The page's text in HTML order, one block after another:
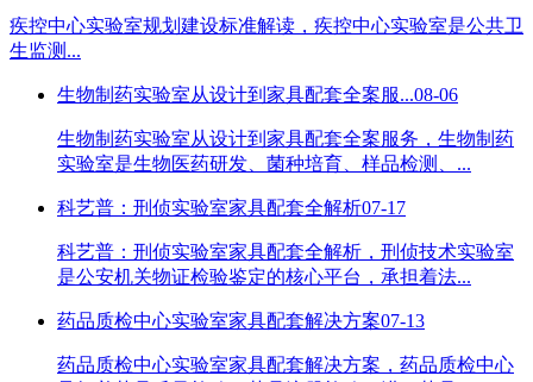
疾控中心实验室规划建设标准解读，疾控中心实验室是公共卫
生监测...
生物制药实验室从设计到家具配套全案服...08-06
生物制药实验室从设计到家具配套全案服务，生物制药
实验室是生物医药研发、菌种培育、样品检测、...
科艺普：刑侦实验室家具配套全解析07-17
科艺普：刑侦实验室家具配套全解析，刑侦技术实验室
是公安机关物证检验鉴定的核心平台，承担着法...
药品质检中心实验室家具配套解决方案07-13
药品质检中心实验室家具配套解决方案，药品质检中心